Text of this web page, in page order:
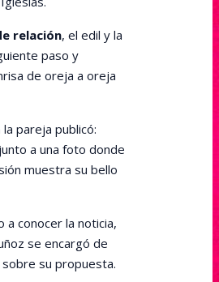
relación, el edil y la
paso y
de oreja a oreja
pareja publicó:
a una foto donde
muestra su bello
a conocer la noticia,
se encargó de
su propuesta.